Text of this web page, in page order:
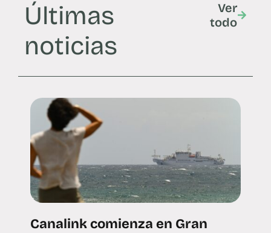
Últimas
noticias
Ver
todo
Canalink comienza en Gran